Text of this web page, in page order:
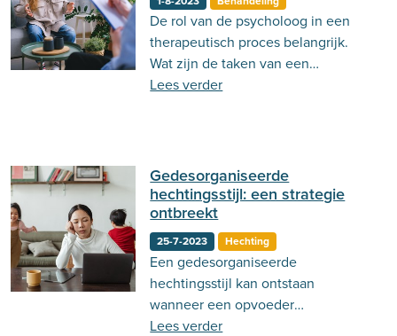
De rol van de psycholoog in een
therapeutisch proces belangrijk.
Wat zijn de taken van een
psycholoog en wat maakt een
voor een succesvolle behandeling.
Lees verder
Gedesorganiseerde
hechtingsstijl: een strategie
ontbreekt
25-7-2023 Hechting
Een gedesorganiseerde
hechtingsstijl kan ontstaan
wanneer een opvoeder
onvoorspelbaar gedrag vertoond
Lees verder